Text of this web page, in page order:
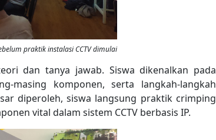
praktik instalasi CCTV dimulai
dan tanya jawab. Siswa dikenalkan pada
masing komponen, serta langkah-langkah
diperoleh, siswa langsung praktik crimping
vital dalam sistem CCTV berbasis IP.